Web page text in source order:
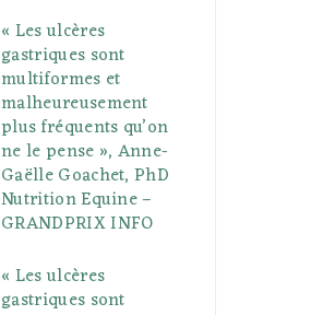
e
P
u
s
g
r
a
r
e
s
« Les ulcères
gastriques sont
multiformes et
malheureusement
plus fréquents qu’on
ne le pense », Anne-
Gaëlle Goachet, PhD
Nutrition Equine –
GRANDPRIX INFO
« Les ulcères
gastriques sont